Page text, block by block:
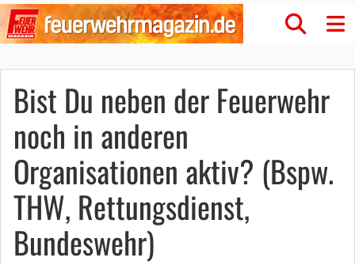
Bist Du neben der Feuerwehr
noch in anderen
Organisationen aktiv? (Bspw.
THW, Rettungsdienst,
Bundeswehr)